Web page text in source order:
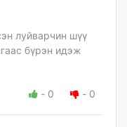
луйварчин шүү
бүрэн идэж
- 0 - 0